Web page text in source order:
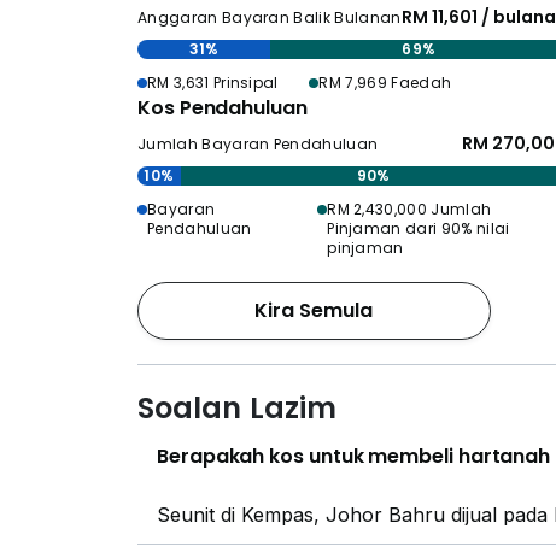
Anggaran Bayaran Balik BulananRM 11,601 /
31%
69%
RM 3,631 Prinsipal
RM 7,969 Faedah
Kos Pendahuluan
Jumlah Bayaran Pendahuluan RM
10%
90%
Bayaran
Pendahuluan
RM 2,430,000 Jumlah
Pinjaman dari 90% nilai
pinjaman
Kira Semula
Soalan Lazim
Berapakah kos untuk membeli
Seunit di Kempas, Johor Bahru dijual